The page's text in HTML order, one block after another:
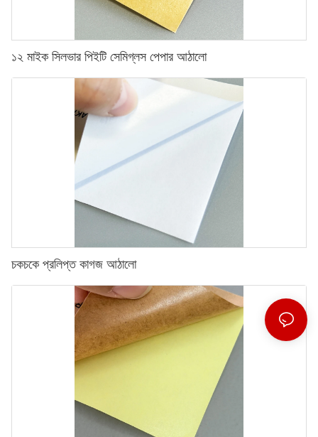
১২ মাইক সিলভার পিইটি সেমিগ্লস পেপার আঠালো
চকচকে প্রলিপ্ত কাগজ আঠালো